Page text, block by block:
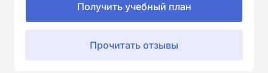
Получить учебный план
Прочитать отзывы